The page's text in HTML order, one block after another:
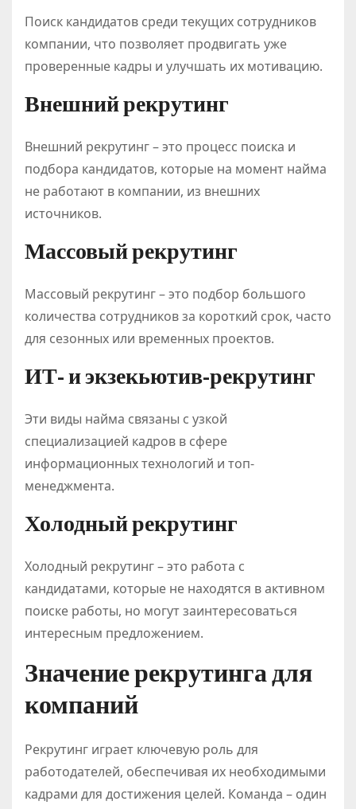
Поиск кандидатов среди текущих сотрудников
компании, что позволяет продвигать уже
проверенные кадры и улучшать их мотивацию.
Внешний рекрутинг
Внешний рекрутинг – это процесс поиска и
подбора кандидатов, которые на момент найма
не работают в компании, из внешних
источников.
Массовый рекрутинг
Массовый рекрутинг – это подбор большого
количества сотрудников за короткий срок, часто
для сезонных или временных проектов.
ИТ- и экзекьютив-рекрутинг
Эти виды найма связаны с узкой
специализацией кадров в сфере
информационных технологий и топ-
менеджмента.
Холодный рекрутинг
Холодный рекрутинг – это работа с
кандидатами, которые не находятся в активном
поиске работы, но могут заинтересоваться
интересным предложением.
Значение рекрутинга для
компаний
Рекрутинг играет ключевую роль для
работодателей, обеспечивая их необходимыми
кадрами для достижения целей. Команда – один